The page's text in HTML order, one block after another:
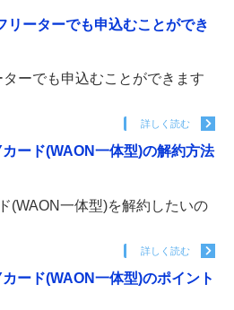
リーターでも申込むことができ
ーでも申込むことができます
詳しく読む
ード(WAON一体型)の解約方法
(WAON一体型)を解約したいの
詳しく読む
ード(WAON一体型)のポイント